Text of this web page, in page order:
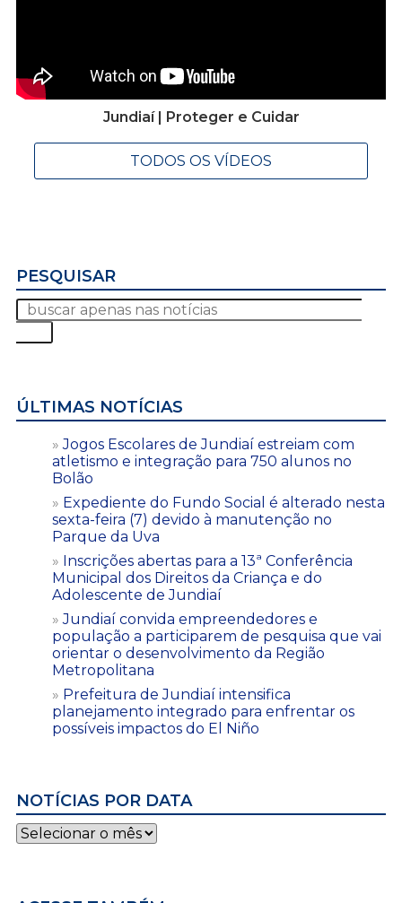
Jundiaí | Proteger e Cuidar
TODOS OS VÍDEOS
PESQUISAR
ÚLTIMAS NOTÍCIAS
Jogos Escolares de Jundiaí estreiam com
atletismo e integração para 750 alunos no
Bolão
Expediente do Fundo Social é alterado nesta
sexta-feira (7) devido à manutenção no
Parque da Uva
Inscrições abertas para a 13ª Conferência
Municipal dos Direitos da Criança e do
Adolescente de Jundiaí
Jundiaí convida empreendedores e
população a participarem de pesquisa que vai
orientar o desenvolvimento da Região
Metropolitana
Prefeitura de Jundiaí intensifica
planejamento integrado para enfrentar os
possíveis impactos do El Niño
NOTÍCIAS POR DATA
Notícias
por